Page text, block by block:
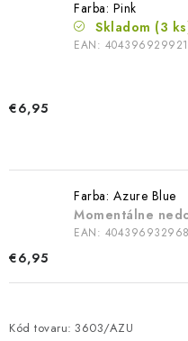
Farba: Pink
Skladom (3
EAN:
€6,95
Farba: Azure Blue
Momentálne
EAN:
€6,95
Kód tovaru: 3603/AZU